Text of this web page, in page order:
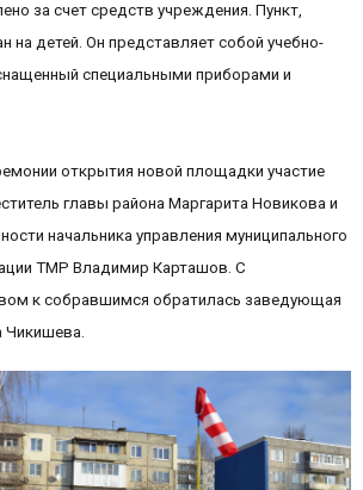
за счет средств учреждения. Пункт,
на детей. Он представляет собой учебно-
специальными приборами и
открытия новой площадки участие
главы района Маргарита Новикова и
начальника управления муниципального
ТМР Владимир Карташов. С
к собравшимся обратилась заведующая
Чикишева.